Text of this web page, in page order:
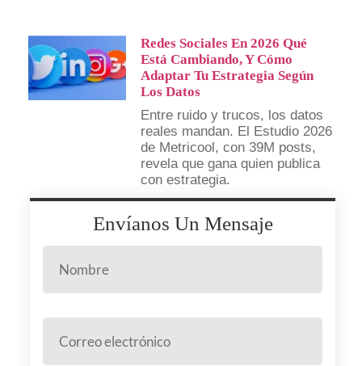
Redes Sociales En 2026 Qué
Está Cambiando, Y Cómo
Adaptar Tu Estrategia Según
Los Datos
Entre ruido y trucos, los datos
reales mandan. El Estudio 2026
de Metricool, con 39M posts,
revela que gana quien publica
con estrategia.
Envíanos Un Mensaje